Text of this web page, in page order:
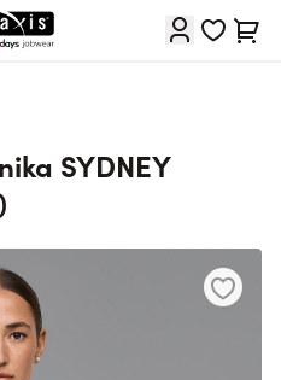
Cart
SYDNEY